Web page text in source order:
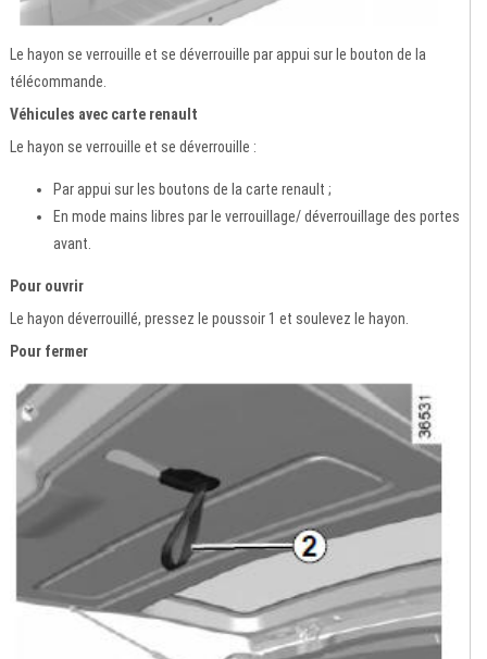
Le hayon se verrouille et se déverrouille par appui sur le bouton de la
télécommande.
Véhicules avec carte renault
Le hayon se verrouille et se déverrouille :
Par appui sur les boutons de la carte renault ;
En mode mains libres par le verrouillage/ déverrouillage des portes
avant.
Pour ouvrir
Le hayon déverrouillé, pressez le poussoir 1 et soulevez le hayon.
Pour fermer